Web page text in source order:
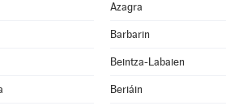
Azagra
Barbarin
Beintza-Labaien
Beriáin